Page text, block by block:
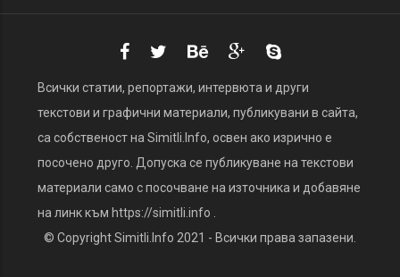
Всички статии, репортажи, интервюта и други
текстови и графични материали, публикувани в сайта,
са собственост на Simitli.Info, освен ако изрично е
посочено друго. Допуска се публикуване на текстови
материали само с посочване на източника и добавяне
на линк към https://simitli.info .
© Copyright Simitli.Info 2021 - Всички права запазени.